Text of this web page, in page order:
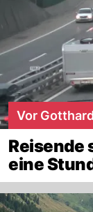
Vor Gotthard
Reisende
eine